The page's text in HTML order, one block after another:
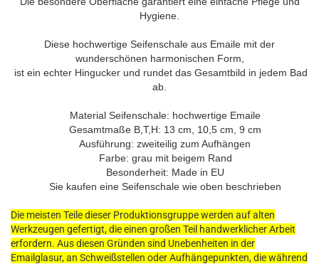
Hygiene.
Diese hochwertige Seifenschale aus Emaile mit der
wunderschönen harmonischen Form,
ist ein echter Hingucker und rundet das Gesamtbild in jedem Bad
ab.
Material Seifenschale: hochwertige Emaile
Gesamtmaße B,T,H: 13 cm, 10,5 cm, 9 cm
Ausführung: zweiteilig zum Aufhängen
Farbe: grau mit beigem Rand
Besonderheit: Made in EU
Sie kaufen eine Seifenschale wie oben beschrieben
Die meisten Teile dieser Produktionsgruppe werden auf alten
Werkzeugen gefertigt, die einen großen Teil handwerklicher Arbeit
erfordern. Aus diesen Gründen sind Unebenheiten in der
Emailglasur, an Schweißstellen oder Aufhängepunkten, die während